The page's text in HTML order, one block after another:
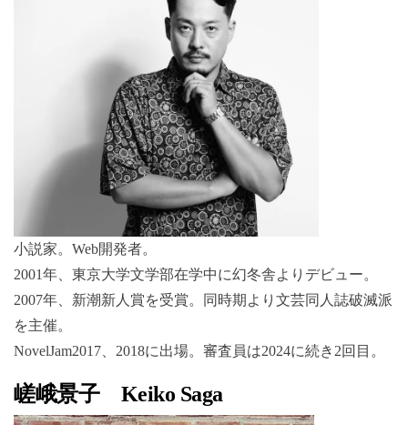
小説家。Web開発者。
2001年、東京大学文学部在学中に幻冬舎よりデビュー。
2007年、新潮新人賞を受賞。同時期より文芸同人誌破滅派
を主催。
NovelJam2017、2018に出場。審査員は2024に続き2回目。
嵯峨景子 Keiko Saga